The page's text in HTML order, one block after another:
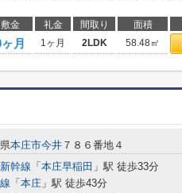
敷金 礼金 間取り 面積
月 1ヶ月 2LDK 58.48㎡
本庄市今井 ７８６番地４
幹線 「 本庄早稲田 」駅 徒歩33分
「 本庄 」駅 徒歩43分